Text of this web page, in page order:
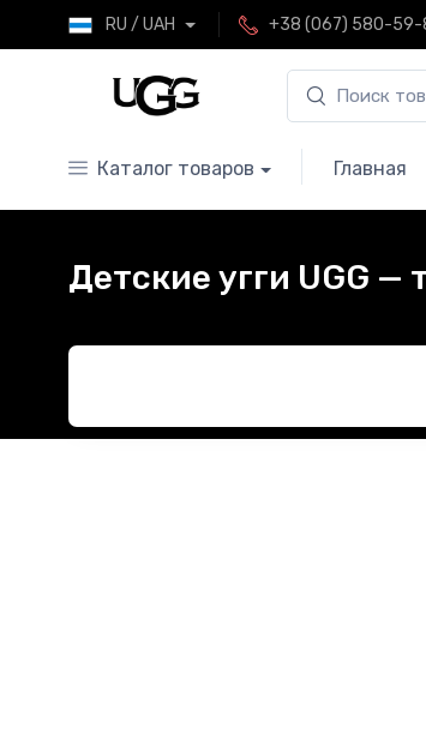
RU / UAH +38 (067) 580-59-
Каталог товаров Главная
Детские угги UGG